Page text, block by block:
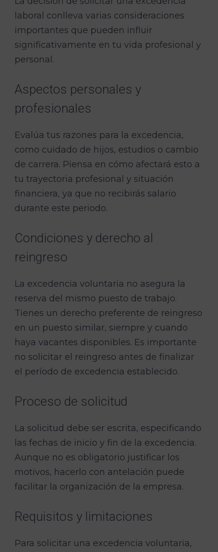
laboral conlleva varias consideraciones
importantes que pueden influir
significativamente en tu vida profesional y
personal.
Aspectos personales y
profesionales
Evalúa tus razones para la excedencia,
como cuidado de hijos, estudios o cambio
de carrera. Piensa en cómo afectará esto a
tu trayectoria profesional y situación
financiera, ya que no recibirás salario
durante este periodo.
Condiciones y derecho al
reingreso
La excedencia voluntaria no asegura la
reserva del mismo puesto de trabajo.
Tienes un derecho preferente de reingreso
en un puesto similar, siempre y cuando
haya vacantes disponibles. Es importante
no solicitar el reingreso antes de finalizar
el período de excedencia establecido.
Proceso de solicitud
La solicitud debe ser escrita, especificando
las fechas de inicio y fin de la excedencia.
Aunque no es obligatorio justificar los
motivos, hacerlo con antelación puede
facilitar la organización de la empresa.
Requisitos y limitaciones
Para solicitar una excedencia voluntaria,